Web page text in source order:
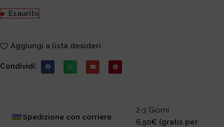
Esaurito
Aggiungi a lista desideri
Condividi:
Spedizione con corriere
2-3 Giorni
6,50€ (gratis per